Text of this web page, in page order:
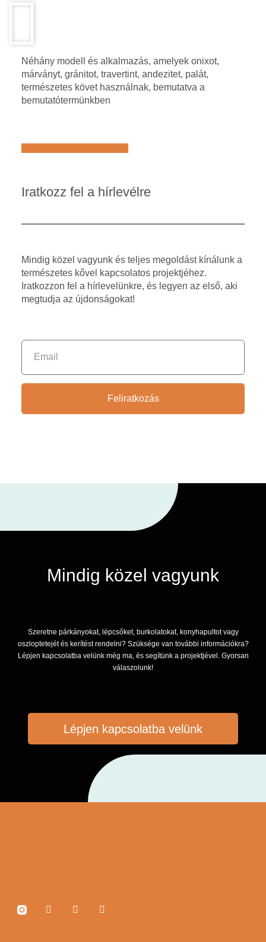
Néhány modell és alkalmazás, amelyek onixot,
márványt, gránitot, travertint, andezitet, palát,
természetes követ használnak, bemutatva a
bemutatótermünkben
Iratkozz fel a hírlevélre
Mindig közel vagyunk és teljes megoldást kínálunk a
természetes kővel kapcsolatos projektjéhez.
Iratkozzon fel a hírlevelünkre, és legyen az első, aki
megtudja az újdonságokat!
Feliratkozás
Mindig közel vagyunk
Szeretne párkányokat, lépcsőket, burkolatokat, konyhapultot vagy
oszloptetejét és kerítést rendelni? Szüksége van további információkra?
Lépjen kapcsolatba velünk még ma, és segítünk a projektjével. Gyorsan
válaszolunk!
Lépjen kapcsolatba velünk